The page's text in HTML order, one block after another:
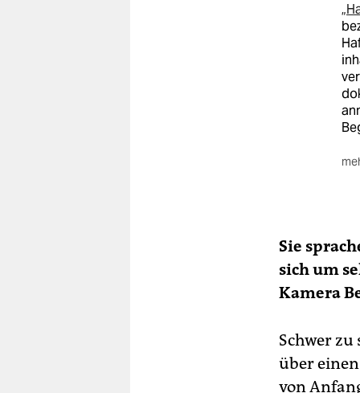
Sie
sich um
Kamera
Schwer
über
von